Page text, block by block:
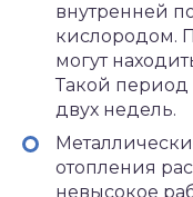
внутренней
кислородом.
могут
Такой период
двух недель.
отопления
невысокое